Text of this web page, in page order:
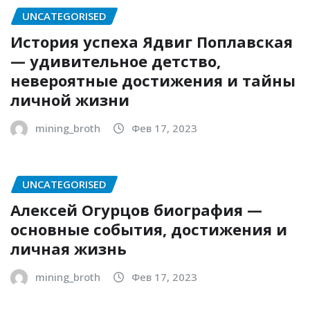
UNCATEGORISED
История успеха Ядвиг Поплавская
— удивительное детство,
невероятные достижения и тайны
личной жизни
mining_broth Фев 17, 2023
UNCATEGORISED
Алексей Огурцов биография —
основные события, достижения и
личная жизнь
mining_broth Фев 17, 2023